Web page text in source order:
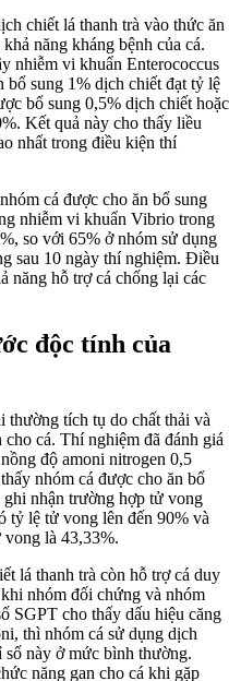
chiết lá thanh trà vào thức ăn
năng kháng bệnh của cá.
nhiễm vi khuẩn Enterococcus
bổ sung 1% dịch chiết đạt tỷ lệ
bổ sung 0,5% dịch chiết hoặc
Kết quả này cho thấy liều
nhất trong điều kiện thí
cá được cho ăn bổ sung
nhiễm vi khuẩn Vibrio trong
so với 65% ở nhóm sử dụng
sau 10 ngày thí nghiệm. Điều
năng hỗ trợ cá chống lại các
độc tính của
thường tích tụ do chất thải và
cá. Thí nghiệm đã đánh giá
độ amoni nitrogen 0,5
nhóm cá được cho ăn bổ
nhận trường hợp tử vong
tỷ lệ tử vong lên đến 90% và
là 43,33%.
lá thanh trà còn hỗ trợ cá duy
nhóm đối chứng và nhóm
SGPT cho thấy dấu hiệu căng
thì nhóm cá sử dụng dịch
này ở mức bình thường.
năng gan cho cá khi gặp